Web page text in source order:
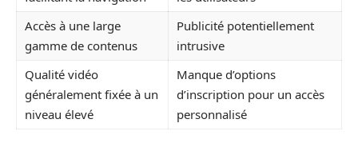
Accès à une large
gamme de contenus
Publicité potentiellement
intrusive
Qualité vidéo
généralement fixée à un
niveau élevé
Manque d’options
d’inscription pour un accès
personnalisé